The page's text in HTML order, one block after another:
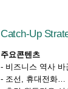
Catch-Up
주요콘텐츠
- 비즈니스 역사 바
- 조선, 휴대전화…